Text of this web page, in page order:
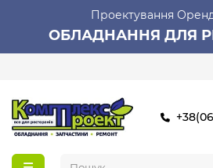
Проектування
ОБЛАДНАННЯ ДЛЯ